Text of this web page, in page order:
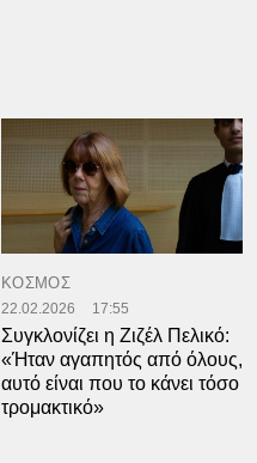
ΚΟΣΜΟΣ
22.02.2026 17:55
Συγκλονίζει η Ζιζέλ Πελικό:
«Ήταν αγαπητός από όλους,
αυτό είναι που το κάνει τόσο
τρομακτικό»